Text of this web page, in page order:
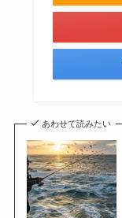
あわせて読みたい